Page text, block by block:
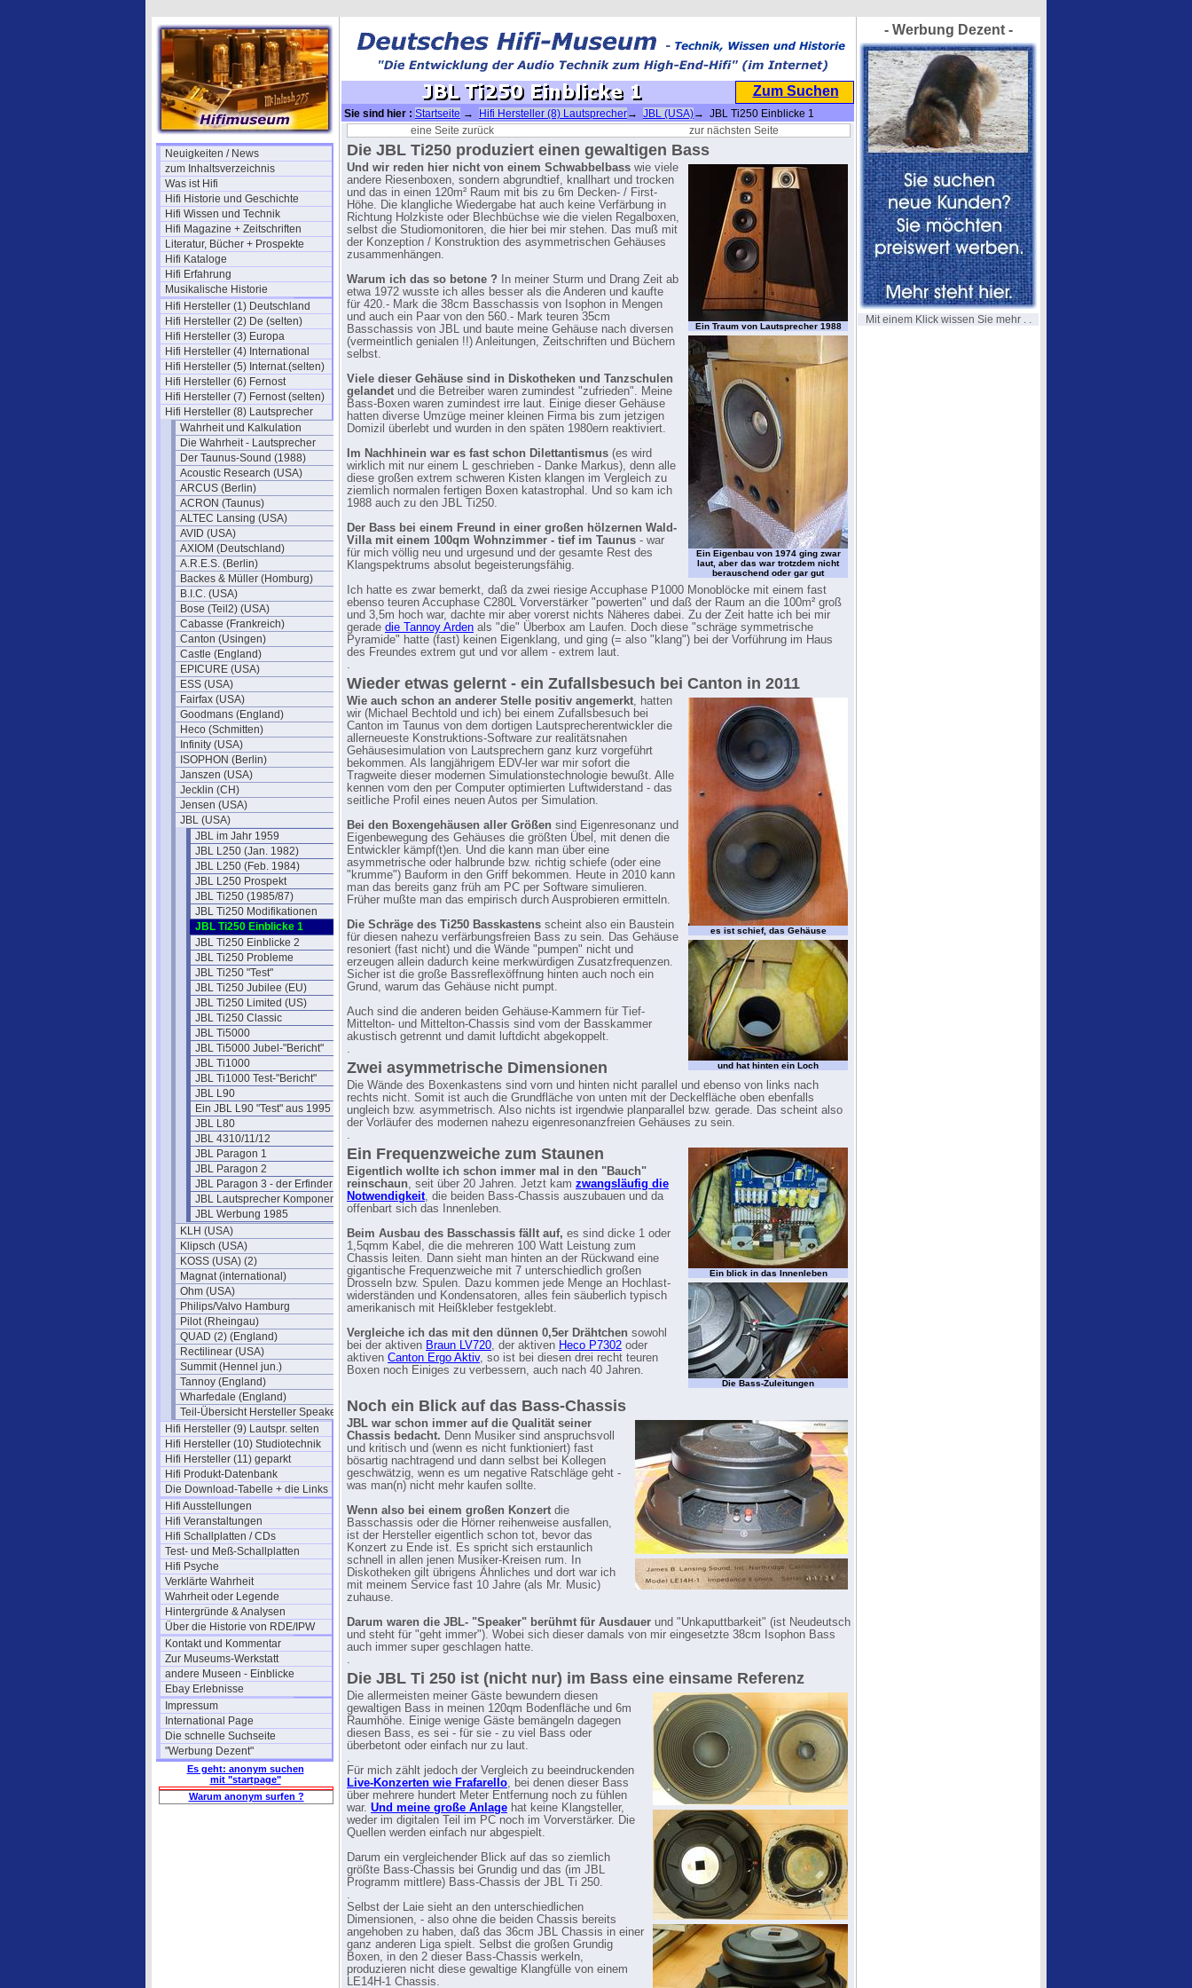
Neuigkeiten / News
zum Inhaltsverzeichnis
Was ist Hifi
Hifi Historie und Geschichte
Hifi Wissen und Technik
Hifi Magazine + Zeitschriften
Literatur, Bücher + Prospekte
Hifi Kataloge
Hifi Erfahrung
Musikalische Historie
Hifi Hersteller (1) Deutschland
Hifi Hersteller (2) De (selten)
Hifi Hersteller (3) Europa
Hifi Hersteller (4) International
Hifi Hersteller (5) Internat.(selten)
Hifi Hersteller (6) Fernost
Hifi Hersteller (7) Fernost (selten)
Hifi Hersteller (8) Lautsprecher
Wahrheit und Kalkulation
Die Wahrheit - Lautsprecher
Der Taunus-Sound (1988)
Acoustic Research (USA)
ARCUS (Berlin)
ACRON (Taunus)
ALTEC Lansing (USA)
AVID (USA)
AXIOM (Deutschland)
A.R.E.S. (Berlin)
Backes & Müller (Homburg)
B.I.C. (USA)
Bose (Teil2) (USA)
Cabasse (Frankreich)
Canton (Usingen)
Castle (England)
EPICURE (USA)
ESS (USA)
Fairfax (USA)
Goodmans (England)
Heco (Schmitten)
Infinity (USA)
ISOPHON (Berlin)
Janszen (USA)
Jecklin (CH)
Jensen (USA)
JBL (USA)
JBL im Jahr 1959
JBL L250 (Jan. 1982)
JBL L250 (Feb. 1984)
JBL L250 Prospekt
JBL Ti250 (1985/87)
JBL Ti250 Modifikationen
JBL Ti250 Einblicke 1
JBL Ti250 Einblicke 2
JBL Ti250 Probleme
JBL Ti250 "Test"
JBL Ti250 Jubilee (EU)
JBL Ti250 Limited (US)
JBL Ti250 Classic
JBL Ti5000
JBL Ti5000 Jubel-"Bericht"
JBL Ti1000
JBL Ti1000 Test-"Bericht"
JBL L90
Ein JBL L90 "Test" aus 1995
JBL L80
JBL 4310/11/12
JBL Paragon 1
JBL Paragon 2
JBL Paragon 3 - der Erfinder
JBL Lautsprecher Komponenten
JBL Werbung 1985
KLH (USA)
Klipsch (USA)
KOSS (USA) (2)
Magnat (international)
Ohm (USA)
Philips/Valvo Hamburg
Pilot (Rheingau)
QUAD (2) (England)
Rectilinear (USA)
Summit (Hennel jun.)
Tannoy (England)
Wharfedale (England)
Teil-Übersicht Hersteller Speaker
Hifi Hersteller (9) Lautspr. selten
Hifi Hersteller (10) Studiotechnik
Hifi Hersteller (11) geparkt
Hifi Produkt-Datenbank
Die Download-Tabelle + die Links
Hifi Ausstellungen
Hifi Veranstaltungen
Hifi Schallplatten / CDs
Test- und Meß-Schallplatten
Hifi Psyche
Verklärte Wahrheit
Wahrheit oder Legende
Hintergründe & Analysen
Über die Historie von RDE/IPW
Kontakt und Kommentar
Zur Museums-Werkstatt
andere Museen - Einblicke
Ebay Erlebnisse
Impressum
International Page
Die schnelle Suchseite
"Werbung Dezent"
Es geht: anonym suchen
mit "startpage"
Warum anonym surfen ?
Zum Suchen
Sie sind hier : Startseite → Hifi Hersteller (8) Lautsprecher→ JBL (USA)→ JBL Ti250 Einblicke 1
eine Seite zurück
zur nächsten Seite
Die JBL Ti250 produziert einen gewaltigen Bass
Ein Traum von Lautsprecher 1988
Ein Eigenbau von 1974 ging zwar
laut, aber das war trotzdem nicht
berauschend oder gar gut
Und wir reden hier nicht von einem Schwabbelbass wie viele
andere Riesenboxen, sondern abgrundtief, knallhart und trocken
und das in einen 120m² Raum mit bis zu 6m Decken- / First-
Höhe. Die klangliche Wiedergabe hat auch keine Verfärbung in
Richtung Holzkiste oder Blechbüchse wie die vielen Regalboxen,
selbst die Studiomonitoren, die hier bei mir stehen. Das muß mit
der Konzeption / Konstruktion des asymmetrischen Gehäuses
zusammenhängen.
Warum ich das so betone ? In meiner Sturm und Drang Zeit ab
etwa 1972 wusste ich alles besser als die Anderen und kaufte
für 420.- Mark die 38cm Basschassis von Isophon in Mengen
und auch ein Paar von den 560.- Mark teuren 35cm
Basschassis von JBL und baute meine Gehäuse nach diversen
(vermeintlich genialen !!) Anleitungen, Zeitschriften und Büchern
selbst.
Viele dieser Gehäuse sind in Diskotheken und Tanzschulen
gelandet und die Betreiber waren zumindest "zufrieden". Meine
Bass-Boxen waren zumindest irre laut. Einige dieser Gehäuse
hatten diverse Umzüge meiner kleinen Firma bis zum jetzigen
Domizil überlebt und wurden in den späten 1980ern reaktiviert.
Im Nachhinein war es fast schon Dilettantismus (es wird
wirklich mit nur einem L geschrieben - Danke Markus), denn alle
diese großen extrem schweren Kisten klangen im Vergleich zu
ziemlich normalen fertigen Boxen katastrophal. Und so kam ich
1988 auch zu den JBL Ti250.
Der Bass bei einem Freund in einer großen hölzernen Wald-
Villa mit einem 100qm Wohnzimmer - tief im Taunus - war
für mich völlig neu und urgesund und der gesamte Rest des
Klangspektrums absolut begeisterungsfähig.
Ich hatte es zwar bemerkt, daß da zwei riesige Accuphase P1000 Monoblöcke mit einem fast
ebenso teuren Accuphase C280L Vorverstärker "powerten" und daß der Raum an die 100m² groß
und 3,5m hoch war, dachte mir aber vorerst nichts Näheres dabei. Zu der Zeit hatte ich bei mir
gerade die Tannoy Arden als "die" Überbox am Laufen. Doch diese "schräge symmetrische
Pyramide" hatte (fast) keinen Eigenklang, und ging (= also "klang") bei der Vorführung im Haus
des Freundes extrem gut und vor allem - extrem laut.
.
Wieder etwas gelernt - ein Zufallsbesuch bei Canton in 2011
es ist schief, das Gehäuse
und hat hinten ein Loch
Wie auch schon an anderer Stelle positiv angemerkt, hatten
wir (Michael Bechtold und ich) bei einem Zufallsbesuch bei
Canton im Taunus von dem dortigen Lautsprecherentwickler die
allerneueste Konstruktions-Software zur realitätsnahen
Gehäusesimulation von Lautsprechern ganz kurz vorgeführt
bekommen. Als langjährigem EDV-ler war mir sofort die
Tragweite dieser modernen Simulationstechnologie bewußt. Alle
kennen vom den per Computer optimierten Luftwiderstand - das
seitliche Profil eines neuen Autos per Simulation.
Bei den Boxengehäusen aller Größen sind Eigenresonanz und
Eigenbewegung des Gehäuses die größten Übel, mit denen die
Entwickler kämpf(t)en. Und die kann man über eine
asymmetrische oder halbrunde bzw. richtig schiefe (oder eine
"krumme") Bauform in den Griff bekommen. Heute in 2010 kann
man das bereits ganz früh am PC per Software simulieren.
Früher mußte man das empirisch durch Ausprobieren ermitteln.
Die Schräge des Ti250 Basskastens scheint also ein Baustein
für diesen nahezu verfärbungsfreien Bass zu sein. Das Gehäuse
resoniert (fast nicht) und die Wände "pumpen" nicht und
erzeugen allein dadurch keine merkwürdigen Zusatzfrequenzen.
Sicher ist die große Bassreflexöffnung hinten auch noch ein
Grund, warum das Gehäuse nicht pumpt.
Auch sind die anderen beiden Gehäuse-Kammern für Tief-
Mittelton- und Mittelton-Chassis sind vom der Basskammer
akustisch getrennt und damit luftdicht abgekoppelt.
.
Zwei asymmetrische Dimensionen
Die Wände des Boxenkastens sind vorn und hinten nicht parallel und ebenso von links nach
rechts nicht. Somit ist auch die Grundfläche von unten mit der Deckelfläche oben ebenfalls
ungleich bzw. asymmetrisch. Also nichts ist irgendwie planparallel bzw. gerade. Das scheint also
der Vorläufer des modernen nahezu eigenresonanzfreien Gehäuses zu sein.
.
Ein blick in das Innenleben
Die Bass-Zuleitungen
Ein Frequenzweiche zum Staunen
Eigentlich wollte ich schon immer mal in den "Bauch"
reinschaun, seit über 20 Jahren. Jetzt kam zwangsläufig die
Notwendigkeit, die beiden Bass-Chassis auszubauen und da
offenbart sich das Innenleben.
Beim Ausbau des Basschassis fällt auf, es sind dicke 1 oder
1,5qmm Kabel, die die mehreren 100 Watt Leistung zum
Chassis leiten. Dann sieht man hinten an der Rückwand eine
gigantische Frequenzweiche mit 7 unterschiedlich großen
Drosseln bzw. Spulen. Dazu kommen jede Menge an Hochlast-
widerständen und Kondensatoren, alles fein säuberlich typisch
amerikanisch mit Heißkleber festgeklebt.
Vergleiche ich das mit den dünnen 0,5er Drähtchen sowohl
bei der aktiven Braun LV720, der aktiven Heco P7302 oder
aktiven Canton Ergo Aktiv, so ist bei diesen drei recht teuren
Boxen noch Einiges zu verbessern, auch nach 40 Jahren.
Noch ein Blick auf das Bass-Chassis
JBL war schon immer auf die Qualität seiner
Chassis bedacht. Denn Musiker sind anspruchsvoll
und kritisch und (wenn es nicht funktioniert) fast
bösartig nachtragend und dann selbst bei Kollegen
geschwätzig, wenn es um negative Ratschläge geht -
was man(n) nicht mehr kaufen sollte.
Wenn also bei einem großen Konzert die
Basschassis oder die Hörner reihenweise ausfallen,
ist der Hersteller eigentlich schon tot, bevor das
Konzert zu Ende ist. Es spricht sich erstaunlich
schnell in allen jenen Musiker-Kreisen rum. In
Diskotheken gilt übrigens Ähnliches und dort war ich
mit meinem Service fast 10 Jahre (als Mr. Music)
zuhause.
Darum waren die JBL- "Speaker" berühmt für Ausdauer und "Unkaputtbarkeit" (ist Neudeutsch
und steht für "geht immer"). Wobei sich dieser damals von mir eingesetzte 38cm Isophon Bass
auch immer super geschlagen hatte.
.
Die JBL Ti 250 ist (nicht nur) im Bass eine einsame Referenz
Die allermeisten meiner Gäste bewundern diesen
gewaltigen Bass in meinen 120qm Bodenfläche und 6m
Raumhöhe. Einige wenige Gäste bemängeln dagegen
diesen Bass, es sei - für sie - zu viel Bass oder
überbetont oder einfach nur zu laut.
.
Für mich zählt jedoch der Vergleich zu beeindruckenden
Live-Konzerten wie Frafarello, bei denen dieser Bass
über mehrere hundert Meter Entfernung noch zu fühlen
war. Und meine große Anlage hat keine Klangsteller,
weder im digitalen Teil im PC noch im Vorverstärker. Die
Quellen werden einfach nur abgespielt.
Darum ein vergleichender Blick auf das so ziemlich
größte Bass-Chassis bei Grundig und das (im JBL
Programm mittlere) Bass-Chassis der JBL Ti 250.
.
Selbst der Laie sieht an den unterschiedlichen
Dimensionen, - also ohne die beiden Chassis bereits
angehoben zu haben, daß das 36cm JBL Chassis in einer
ganz anderen Liga spielt. Selbst die großen Grundig
Boxen, in den 2 dieser Bass-Chassis werkeln,
produzieren nicht diese gewaltige Klangfülle von einem
LE14H-1 Chassis.
- Werbung Dezent -
Mit einem Klick wissen Sie mehr . .